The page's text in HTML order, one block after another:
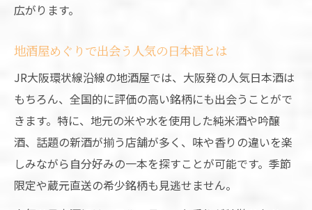
広がります。
地酒屋めぐりで出会う人気の日本酒とは
JR大阪環状線沿線の地酒屋では、大阪発の人気日本酒は
もちろん、全国的に評価の高い銘柄にも出会うことがで
きます。特に、地元の米や水を使用した純米酒や吟醸
酒、話題の新酒が揃う店舗が多く、味や香りの違いを楽
しみながら自分好みの一本を探すことが可能です。季節
限定や蔵元直送の希少銘柄も見逃せません。